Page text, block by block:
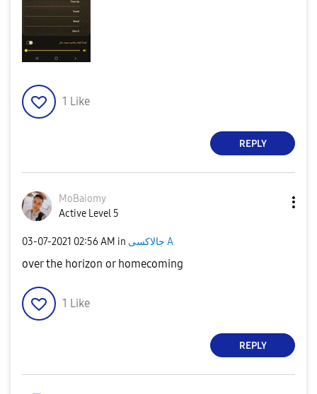
1 Like
REPLY
MoBaiomy
Active Level 5
‎03-07-2021 02:56 AM in جالاكسى A
over the horizon or homecoming
1 Like
REPLY